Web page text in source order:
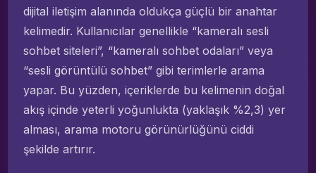
dijital iletişim alanında oldukça güçlü bir anahtar
kelimedir. Kullanıcılar genellikle “kameralı sesli
sohbet siteleri”, “kameralı sohbet odaları” veya
“sesli görüntülü sohbet” gibi terimlerle arama
yapar. Bu yüzden, içeriklerde bu kelimenin doğal
akış içinde yeterli yoğunlukta (yaklaşık %2,3) yer
alması, arama motoru görünürlüğünü ciddi
şekilde artırır.